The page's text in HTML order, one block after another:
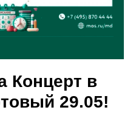
Концерт в
29.05!